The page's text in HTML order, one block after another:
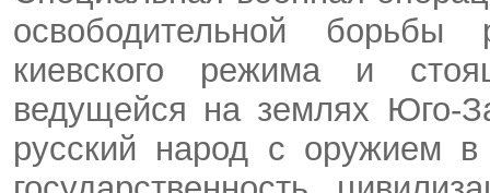
освободительной борьбы
киевского режима и
ведущейся на землях Юго-
русский народ с оружием в